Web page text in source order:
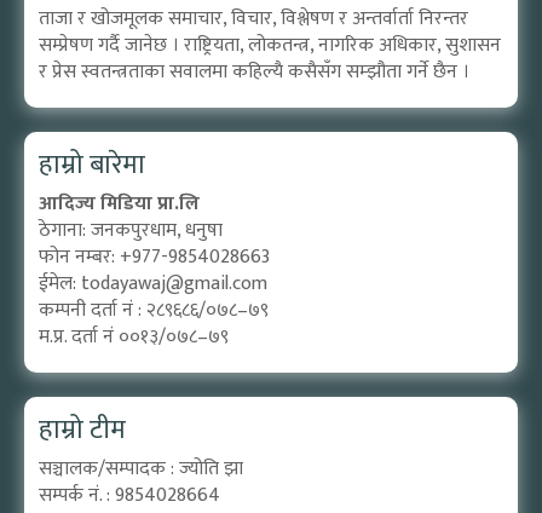
ताजा र खोजमूलक समाचार, विचार, विश्लेषण र अन्तर्वार्ता निरन्तर
सम्प्रेषण गर्दै जानेछ । राष्ट्रियता, लोकतन्त्र, नागरिक अधिकार, सुशासन
र प्रेस स्वतन्त्रताका सवालमा कहिल्यै कसैसँग सम्झौता गर्ने छैन ।
हाम्रो बारेमा
आदिज्य मिडिया प्रा.लि
ठेगाना: जनकपुरधाम, धनुषा
फोन नम्बर: +977-9854028663
ईमेल: todayawaj@gmail.com
कम्पनी दर्ता नं : २८९६८६/०७८–७९
म.प्र. दर्ता नं ००१३/०७८–७९
हाम्रो टीम
सञ्चालक/सम्पादक : ज्योति झा
सम्पर्क नं. : 9854028664